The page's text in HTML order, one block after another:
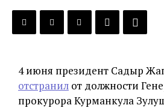
4 июня президент Садыр
отстранил от должности
прокурора Курманкула